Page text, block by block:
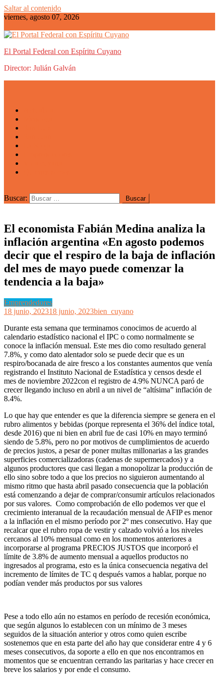
Saltar al contenido
viernes, agosto 07, 2026
El Portal Federal con Espíritu Cuyano
Director: Julián Galván
Buscar:
El economista Fabián Medina analiza la
inflación argentina «En agosto podemos
decir que el respiro de la baja de inflación
del mes de mayo puede comenzar la
tendencia a la baja»
Emprendedores
18 junio, 202318 junio, 2023bien_cuyano
Durante esta semana que terminamos conocimos de acuerdo al
calendario estadístico nacional el IPC o como normalmente se
conoce la inflación mensual. Este mes dio como resultado general
7.8%, y como dato alentador solo se puede decir que es un
respiro/bocanada de aire fresco a los constantes aumentos que venía
registrando el Instituto Nacional de Estadística y censos desde el
mes de noviembre 2022con el registro de 4.9% NUNCA paró de
crecer llegando incluso en abril a un nivel de “altísima” inflación de
8.4%.
Lo que hay que entender es que la diferencia siempre se genera en el
rubro alimentos y bebidas (porque representa el 36% del índice total,
desde 2016) que ni bien en abril fue de casi 10% en mayo terminó
siendo de 5.8%, pero no por motivos de cumplimientos de acuerdo
de precios justos, a pesar de poner multas millonarias a las grandes
superficies comercializadoras (cadenas de supermercados) y a
algunos productores que casi llegan a monopolizar la producción de
ello sino sobre todo a que los precios no siguieron aumentando al
mismo ritmo que hasta abril pasado consecuencia que la población
está comenzando a dejar de comprar/consumir artículos relacionados
por sus valores. Como comprobación de ello podemos ver que el
crecimiento interanual de la recaudación mensual de AFIP es menor
a la inflación en el mismo período por 2º mes consecutivo. Hay que
recalcar que el rubro ropa de vestir y calzado volvió a los niveles
cercanos al 10% mensual como en los momentos anteriores a
incorporarse al programa PRECIOS JUSTOS que incorporó el
límite de 3.8% de aumento mensual a aquellos productos no
ingresados al programa, esto es la única consecuencia negativa del
incremento de límites de TC q después vamos a hablar, porque no
podían vender más productos por sus valores
Pese a todo ello aún no estamos en período de recesión económica,
que según algunos lo establecen con un mínimo de 3 meses
seguidos de la situación anterior y otros como quien escribe
sostenemos que en esta parte del año hay que considerar entre 4 y 6
meses consecutivos, da soporte a ello en que nos encontramos en
momentos que se encuentran cerrando las paritarias y hace crecer en
breve los salarios y por ende el consumo.